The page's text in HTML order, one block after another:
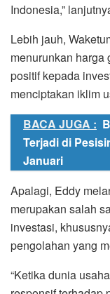
Indonesia,”
Lebih jauh,
menurunkan harga
positif kepada
menciptakan iklim
BACA JUGA :
Terjadi di
Januari
Apalagi, Eddy
merupakan salah
investasi,
pengolahan yang
“Ketika dunia